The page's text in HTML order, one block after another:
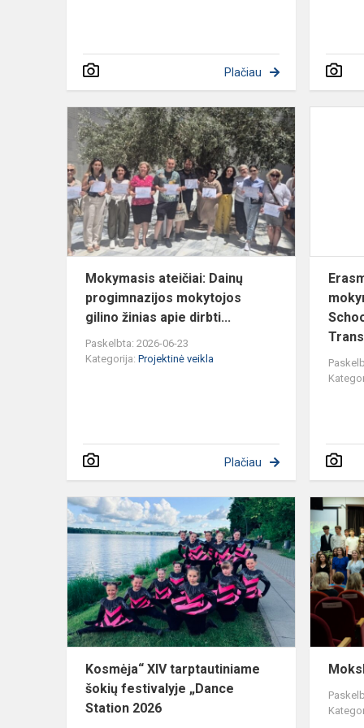
Plačiau
Mokymasis
ateičiai:
Dainų
mokytojos
gilino
ži...
Mokymasis ateičiai: Dainų
progimnazijos mokytojos
gilino žinias apie dirbti...
Paskelbta: 2026-06-23
Kategorija: Projektinė veikla
Plačiau
Kosmėja“
XIV
šokių
festivalyje
„Dance
Statio...
Kosmėja“ XIV tarptautiniame
šokių festivalyje „Dance
Station 2026